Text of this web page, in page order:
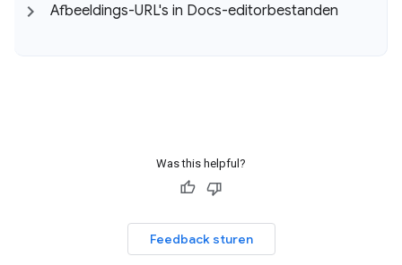
Afbeeldings-URL's in Docs-editorbestanden
Was this helpful?
Feedback sturen